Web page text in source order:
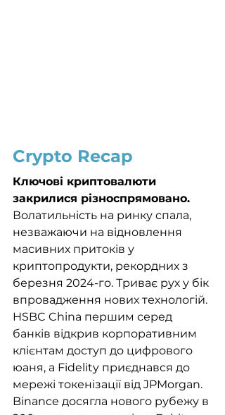
Crypto Recap
Ключові криптовалюти
закрилися різноспрямовано.
Волатильність на ринку спала,
незважаючи на відновлення
масивних притоків у
криптопродукти, рекордних з
березня 2024-го. Триває рух у бік
впровадження нових технологій.
HSBC China першим серед
банків відкрив корпоративним
клієнтам доступ до цифрового
юаня, а Fidelity приєднався до
мережі токенізації від JPMorgan.
Binance досягла нового рубежу в